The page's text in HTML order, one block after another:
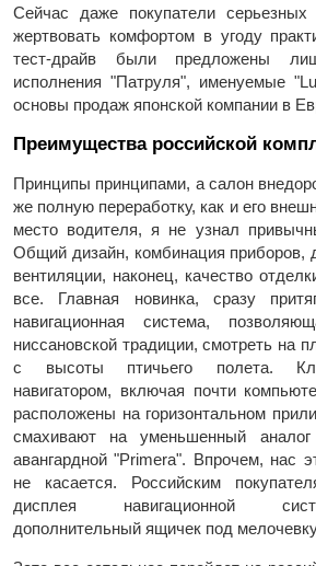
Сейчас даже покупатели
жертвовать комфортом в угоду
тест-драйв были предложены
исполнения "Патруля", именуемые
основы продаж японской компании в
Преимущества российской
Принципы принципами, а салон
же полную переработку, как и его
место водителя, я не узнал
Общий дизайн, комбинация приборов,
вентиляции, наконец, качество
все. Главная новинка, сразу
навигационная система,
ниссановской традиции, смотреть на
с высоты птичьего полета.
навигатором, включая почти
расположены на горизонтальном
смахивают на уменьшенный аналог
авангардной "Primera". Впрочем, нас
не касается. Российским
дисплея навигационной
дополнительный ящичек под